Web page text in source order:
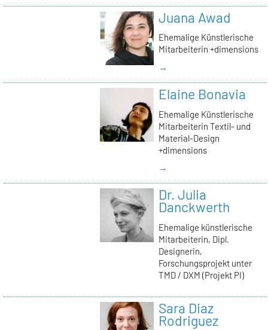
Juana Awad
Ehemalige Künstlerische
Mitarbeiterin +dimensions
→
Elaine Bonavia
Ehemalige Künstlerische
Mitarbeiterin Textil- und
Material-Design
+dimensions
→
Dr. Julia
Danckwerth
Ehemalige künstlerische
Mitarbeiterin, Dipl.
Designerin,
Forschungsprojekt unter
TMD / DXM (Projekt PI)
Sara Diaz
Rodriguez